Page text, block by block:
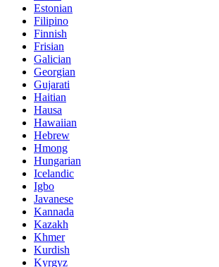
Estonian
Filipino
Finnish
Frisian
Galician
Georgian
Gujarati
Haitian
Hausa
Hawaiian
Hebrew
Hmong
Hungarian
Icelandic
Igbo
Javanese
Kannada
Kazakh
Khmer
Kurdish
Kyrgyz